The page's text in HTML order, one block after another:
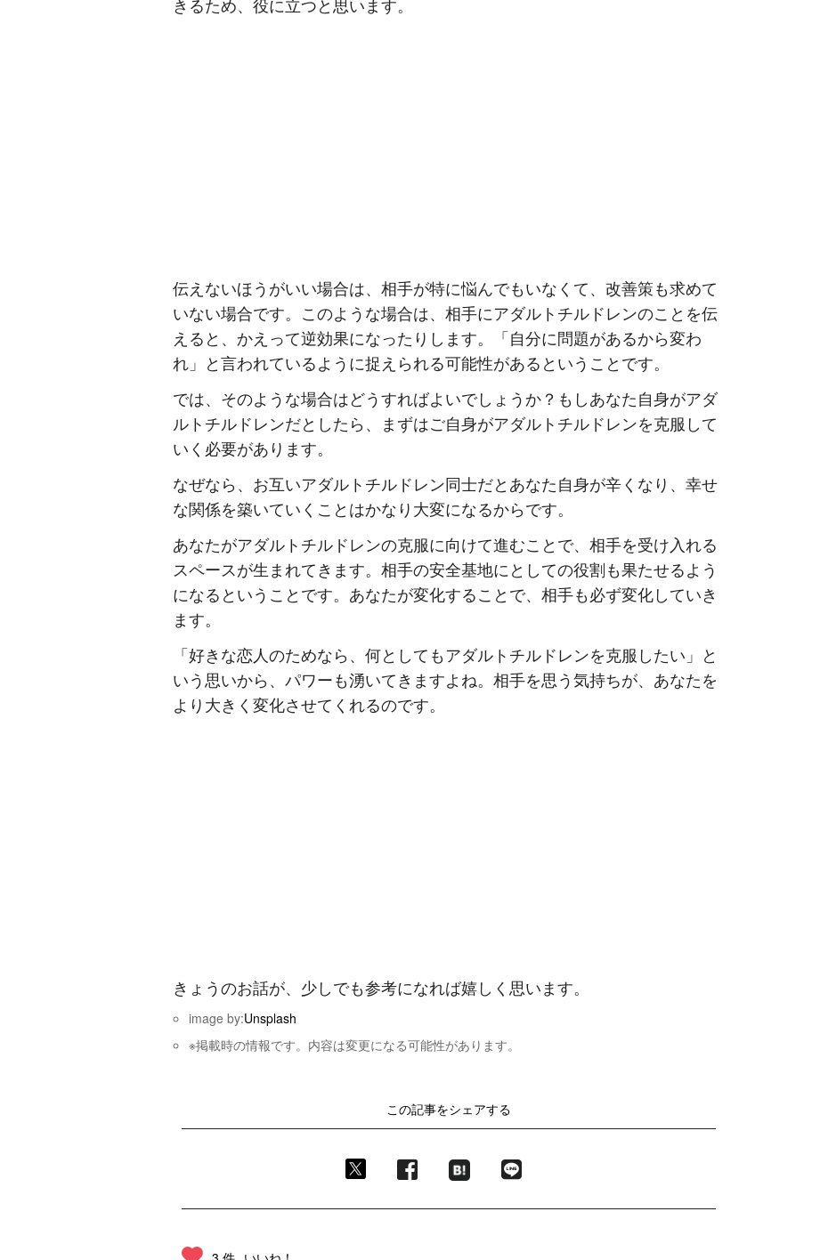
きるため、役に立つと思います。
伝えないほうがいい場合は、相手が特に悩んでもいなくて、改善策も求めて
いない場合です。このような場合は、相手にアダルトチルドレンのことを伝
えると、かえって逆効果になったりします。「自分に問題があるから変わ
れ」と言われているように捉えられる可能性があるということです。
では、そのような場合はどうすればよいでしょうか？もしあなた自身がアダ
ルトチルドレンだとしたら、まずはご自身がアダルトチルドレンを克服して
いく必要があります。
なぜなら、お互いアダルトチルドレン同士だとあなた自身が辛くなり、幸せ
な関係を築いていくことはかなり大変になるからです。
あなたがアダルトチルドレンの克服に向けて進むことで、相手を受け入れる
スペースが生まれてきます。相手の安全基地にとしての役割も果たせるよう
になるということです。あなたが変化することで、相手も必ず変化していき
ます。
「好きな恋人のためなら、何としてもアダルトチルドレンを克服したい」と
いう思いから、パワーも湧いてきますよね。相手を思う気持ちが、あなたを
より大きく変化させてくれるのです。
きょうのお話が、少しでも参考になれば嬉しく思います。
image by:Unsplash
※掲載時の情報です。内容は変更になる可能性があります。
この記事をシェアする